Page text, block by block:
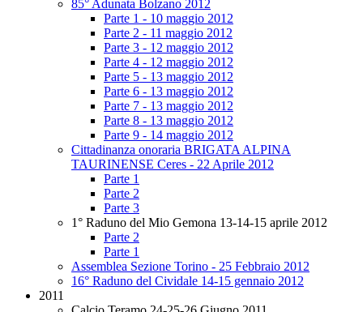
85° Adunata Bolzano 2012
Parte 1 - 10 maggio 2012
Parte 2 - 11 maggio 2012
Parte 3 - 12 maggio 2012
Parte 4 - 12 maggio 2012
Parte 5 - 13 maggio 2012
Parte 6 - 13 maggio 2012
Parte 7 - 13 maggio 2012
Parte 8 - 13 maggio 2012
Parte 9 - 14 maggio 2012
Cittadinanza onoraria BRIGATA ALPINA
TAURINENSE Ceres - 22 Aprile 2012
Parte 1
Parte 2
Parte 3
1° Raduno del Mio Gemona 13-14-15 aprile 2012
Parte 2
Parte 1
Assemblea Sezione Torino - 25 Febbraio 2012
16° Raduno del Cividale 14-15 gennaio 2012
2011